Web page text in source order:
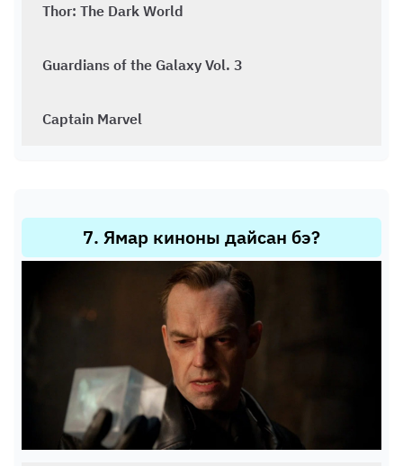
Thor: The Dark World
Guardians of the Galaxy Vol. 3
Captain Marvel
7. Ямар киноны дайсан бэ?